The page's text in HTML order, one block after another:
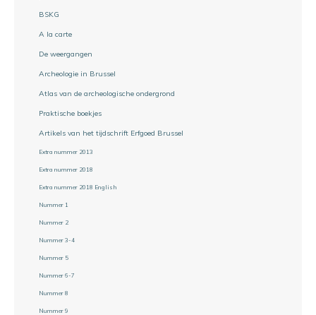
BSKG
A la carte
De weergangen
Archeologie in Brussel
Atlas van de archeologische ondergrond
Praktische boekjes
Artikels van het tijdschrift Erfgoed Brussel
Extra nummer 2013
Extra nummer 2018
Extra nummer 2018 English
Nummer 1
Nummer 2
Nummer 3-4
Nummer 5
Nummer 6-7
Nummer 8
Nummer 9